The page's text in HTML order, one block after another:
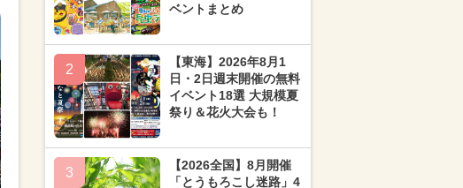
ベントまとめ
2
【東海】2026年8月1
日・2日週末開催の無料
イベント18選 大規模夏
祭り＆花火大会も！
3
【2026全国】8月開催
「とうもろこし迷路」4